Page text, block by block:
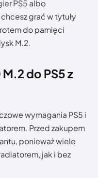
PS5 albo
grać w tytuły
do pamięci
M.2.
do PS5 z
wymagania PS5 i
Przed zakupem
ponieważ wiele
jak i bez